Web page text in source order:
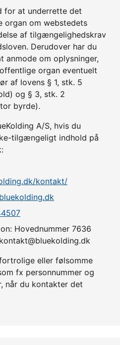
for at underrette det
organ om webstedets
af tilgængelighedskrav
Derudover har du
anmode om oplysninger,
organ eventuelt
af lovens § 1, stk. 5
og § 3, stk. 2
byrde).
A/S, hvis du
tilgængeligt indhold på
kontakt/
Hovednummer 7636
eller følsomme
fx personnummer og
når du kontakter det